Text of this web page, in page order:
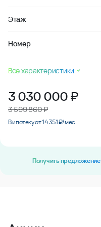
Этаж
Номер
Все характеристики
3 030 000₽
3 599 860 ₽
В ипотеку от 14 351 ₽/мес.
Получить предложение